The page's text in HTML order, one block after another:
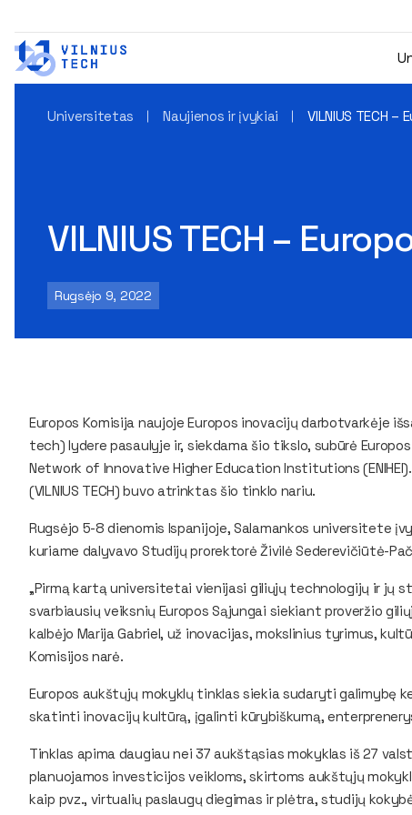
Universitetas Naujienos ir įvykiai VILNIUS TECH
VILNIUS TECH –
Rugsėjo 9, 2022
Europos Komisija naujoje Europos inovacijų darbotvarkėje
tech) lydere pasaulyje ir, siekdama šio tikslo, subūrė
Network of Innovative Higher Education Institutions
(VILNIUS TECH) buvo atrinktas šio tinklo nariu.
Rugsėjo 5-8 dienomis Ispanijoje, Salamankos universitete
kuriame dalyvavo Studijų prorektorė Živilė Sederevičiūtė-
„Pirmą kartą universitetai vienijasi giliųjų technologijų ir jų
svarbiausių veiksnių Europos Sąjungai siekiant proveržio
kalbėjo Marija Gabriel, už inovacijas, mokslinius tyrimus,
Komisijos narė.
Europos aukštųjų mokyklų tinklas siekia sudaryti galimybę
skatinti inovacijų kultūrą, įgalinti kūrybiškumą,
Tinklas apima daugiau nei 37 aukštąsias mokyklas iš 27
planuojamos investicijos veikloms, skirtoms aukštųjų
kaip pvz., virtualių paslaugų diegimas ir plėtra, studijų